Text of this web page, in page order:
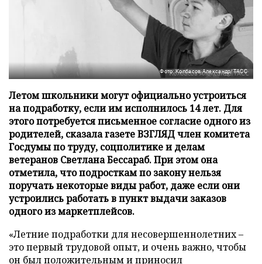
Фото: Колбасов Александр/ТАСС
Летом школьники могут официально устроиться
на подработку, если им исполнилось 14 лет. Для
этого потребуется письменное согласие одного из
родителей, сказала газете ВЗГЛЯД член комитета
Госдумы по труду, соцполитике и делам
ветеранов Светлана Бессараб. При этом она
отметила, что подросткам по закону нельзя
поручать некоторые виды работ, даже если они
устроились работать в пункт выдачи заказов
одного из маркетплейсов.
«Летние подработки для несовершеннолетних –
это первый трудовой опыт, и очень важно, чтобы
он был положительным и приносил